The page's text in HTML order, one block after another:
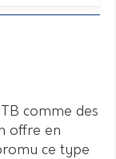
comme des
offre en
ce type